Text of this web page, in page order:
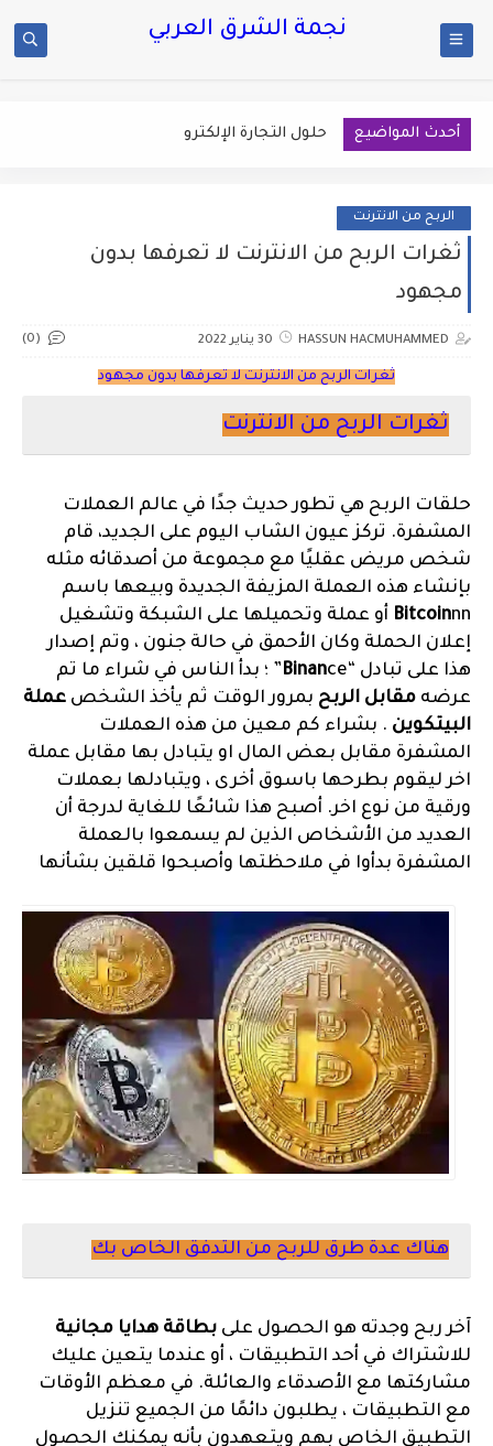
نجمة الشرق العربي
أحدث المواضيع حلول التجارة الإلكترونية لع
الربح من الانترنت
ثغرات الربح من الانترنت لا تعرفها بدون
مجهود
HASSUN HACMUHAMMED 30 يناير 2022 (0)
ثغرات الربح من الانترنت لا تعرفها بدون مجهود
ثغرات الربح من الانترنت
حلقات الربح هي تطور حديث جدًا في عالم العملات
المشفرة. تركز عيون الشاب اليوم على الجديد، قام
شخص مريض عقليًا مع مجموعة من أصدقائه مثله
بإنشاء هذه العملة المزيفة الجديدة وبيعها باسم
Bitcoin nn أو عملة وتحميلها على الشبكة وتشغيل
إعلان الحملة وكان الأحمق في حالة جنون ، وتم إصدار
هذا على تبادل “
Binance” ؛ بدأ الناس في شراء ما تم
عرضه مقابل الربح بمرور الوقت ثم يأخذ الشخص عملة
البيتكوين . بشراء كم معين من هذه العملات
المشفرة مقابل بعض المال او يتبادل بها مقابل عملة
اخر ليقوم بطرحها باسوق أخرى ، ويتبادلها بعملات
ورقية من نوع اخر. أصبح هذا شائعًا للغاية لدرجة أن
العديد من الأشخاص الذين لم يسمعوا بالعملة
المشفرة بدأوا في ملاحظتها وأصبحوا قلقين بشأنها
هناك عدة طرق للربح من التدفق الخاص بك
آخر ربح وجدته هو الحصول على بطاقة هدايا مجانية
للاشتراك في أحد التطبيقات ، أو عندما يتعين عليك
مشاركتها مع الأصدقاء والعائلة. في معظم الأوقات
مع التطبيقات ، يطلبون دائمًا من الجميع تنزيل
التطبيق الخاص بهم ويتعهدون بأنه يمكنك الحصول